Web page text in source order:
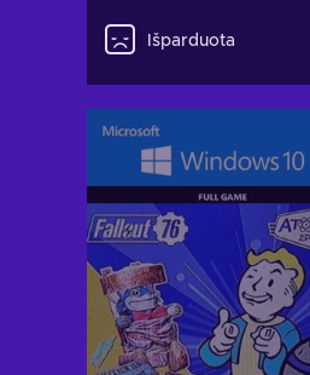
Išparduota